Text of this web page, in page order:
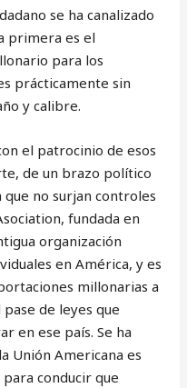
se ha canalizado
primera es el
para los
prácticamente sin
y calibre.
el patrocinio de esos
de un brazo político
no surjan controles
fundada en
organización
en América, y es
millonarias a
de leyes que
en ese país. Se ha
Unión Americana es
conducir que